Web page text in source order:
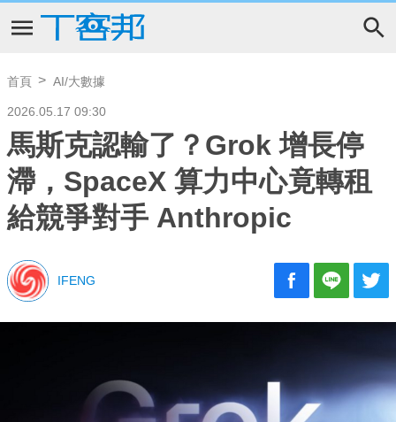
首頁 AI/大數據
2026.05.17 09:30
馬斯克認輸了？Grok 增長停
滯，SpaceX 算力中心竟轉租
給競爭對手 Anthropic
IFENG